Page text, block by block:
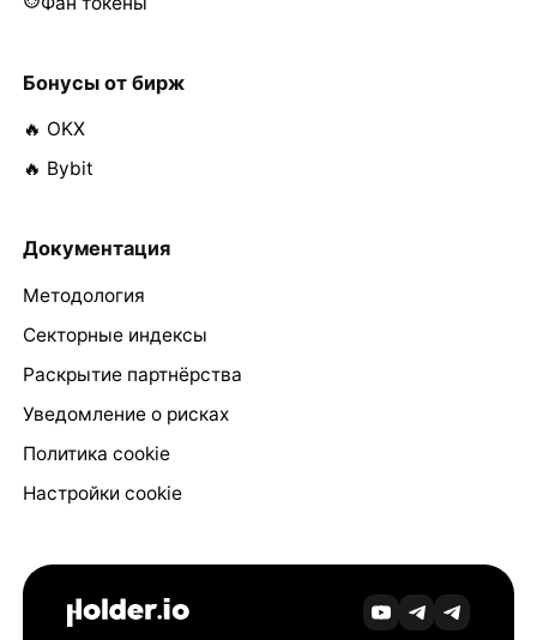
Бонусы от бирж
🔥 OKX
🔥 Bybit
Документация
Методология
Секторные индексы
Раскрытие партнёрства
Уведомление о рисках
Политика cookie
Настройки cookie